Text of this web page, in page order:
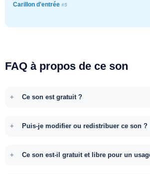
Carillon d'entrée #5
FAQ à propos de ce son
Ce son est gratuit ?
Puis-je modifier ou redistribuer ce son ?
Ce son est-il gratuit et libre pour un